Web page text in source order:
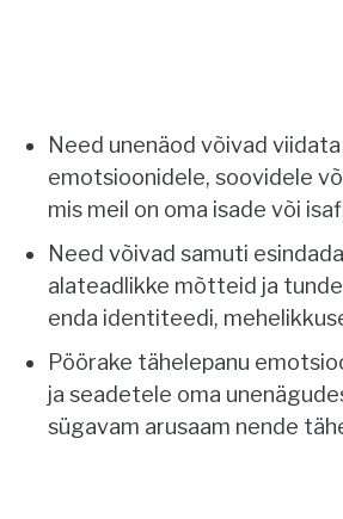
Need unenäod võivad
emotsioonidele, soovidele
mis meil on oma isade või
Need võivad samuti
alateadlikke mõtteid ja
enda identiteedi,
Pöörake tähelepanu
ja seadetele oma
sügavam arusaam nende